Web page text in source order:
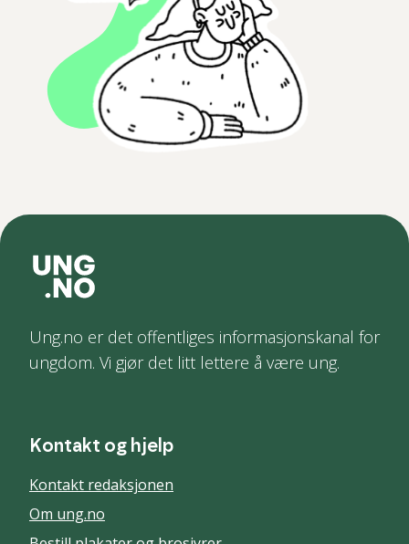
Ung.no er det offentliges informasjonskanal for
ungdom. Vi gjør det litt lettere å være ung.
Kontakt og hjelp
Kontakt redaksjonen
Om ung.no